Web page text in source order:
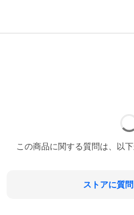
この商品に関する質問は、以
ストアに質